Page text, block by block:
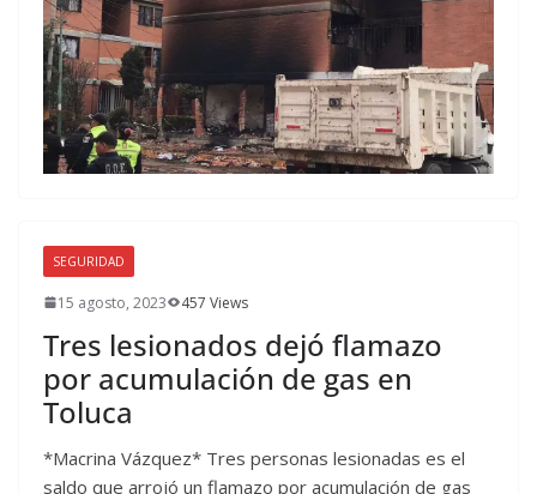
SEGURIDAD
15 agosto, 2023 457 Views
Tres lesionados dejó flamazo
por acumulación de gas en
Toluca
*Macrina Vázquez* Tres personas lesionadas es el
saldo que arrojó un flamazo por acumulación de gas